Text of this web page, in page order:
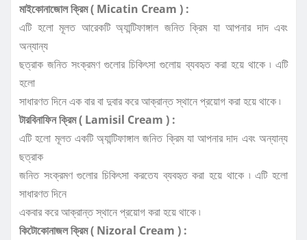
মাইকোনাজোল ক্রিম ( Micatin Cream ) :
এটি হলো মূলত আরেকটি অ্যান্টিফাঙ্গাল জনিত ক্রিম যা আপনার দাদ এবং
অন্যান্য
ছত্রাক জনিত সংক্রমণ গুলোর চিকিৎসা গুলোয় ব্যবহৃত করা হয়ে থাকে ৷ এটি
হলো
সাধারণত দিনে এক বার বা দুবার করে আক্রান্ত স্থানে প্রয়োগ করা হয়ে থাকে ৷
টারবিনাফিন ক্রিম ( Lamisil Cream ) :
এটি হলো মূলত একটি অ্যান্টিফাঙ্গাল জনিত ক্রিম যা আপনার দাদ এবং অন্যান্য
ছত্রাক
জনিত সংক্রমণ গুলোর চিকিৎসা করতেয ব্যবহৃত করা হয়ে থাকে ৷ এটি হলো
সাধারণত দিনে
একবার করে আক্রান্ত স্থানে প্রয়োগ করা হয়ে থাকে ৷
কিটোকোনাজল ক্রিম ( Nizoral Cream ) :